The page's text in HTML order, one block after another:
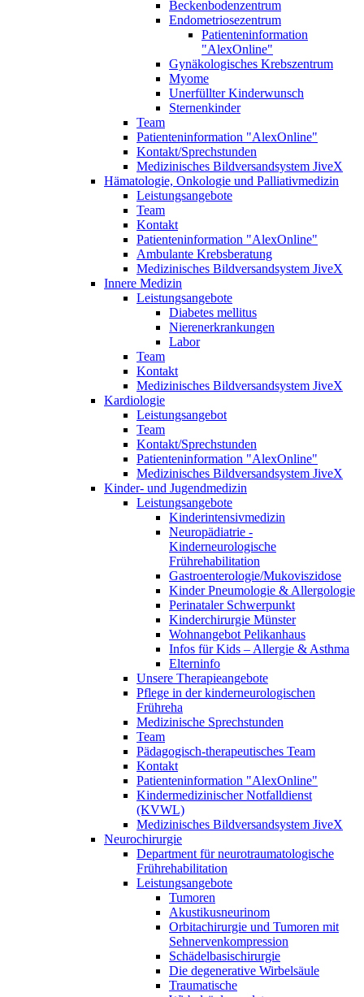
Beckenbodenzentrum
Endometriosezentrum
Patienteninformation
"AlexOnline"
Gynäkologisches Krebszentrum
Myome
Unerfüllter Kinderwunsch
Sternenkinder
Team
Patienteninformation "AlexOnline"
Kontakt/Sprechstunden
Medizinisches Bildversandsystem JiveX
Hämatologie, Onkologie und Palliativmedizin
Leistungsangebote
Team
Kontakt
Patienteninformation "AlexOnline"
Ambulante Krebsberatung
Medizinisches Bildversandsystem JiveX
Innere Medizin
Leistungsangebote
Diabetes mellitus
Nierenerkrankungen
Labor
Team
Kontakt
Medizinisches Bildversandsystem JiveX
Kardiologie
Leistungsangebot
Team
Kontakt/Sprechstunden
Patienteninformation "AlexOnline"
Medizinisches Bildversandsystem JiveX
Kinder- und Jugendmedizin
Leistungsangebote
Kinderintensivmedizin
Neuropädiatrie -
Kinderneurologische
Frührehabilitation
Gastroenterologie/Mukoviszidose
Kinder Pneumologie & Allergologie
Perinataler Schwerpunkt
Kinderchirurgie Münster
Wohnangebot Pelikanhaus
Infos für Kids – Allergie & Asthma
Elterninfo
Unsere Therapieangebote
Pflege in der kinderneurologischen
Frühreha
Medizinische Sprechstunden
Team
Pädagogisch-therapeutisches Team
Kontakt
Patienteninformation "AlexOnline"
Kindermedizinischer Notfalldienst
(KVWL)
Medizinisches Bildversandsystem JiveX
Neurochirurgie
Department für neurotraumatologische
Frührehabilitation
Leistungsangebote
Tumoren
Akustikusneurinom
Orbitachirurgie und Tumoren mit
Sehnervenkompression
Schädelbasischirurgie
Die degenerative Wirbelsäule
Traumatische